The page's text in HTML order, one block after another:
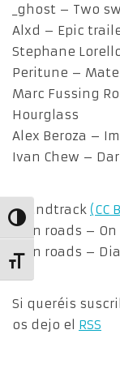
Alternar alto
Alternar tamaño
_ghost – Two
Alxd – Epic
Stephane
Peritune –
Marc Fussing
Hourglass
Alex Beroza –
Ivan Chew –
Soundtrack (CC
Ruin roads –
Ruin roads –
Si queréis
os dejo el RSS